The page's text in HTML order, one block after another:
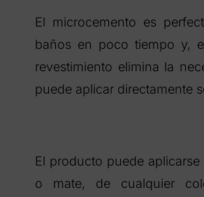
El microcemento es
baños en poco tiempo y,
revestimiento elimina la
puede aplicar directamente
El producto puede
o mate, de cualquier